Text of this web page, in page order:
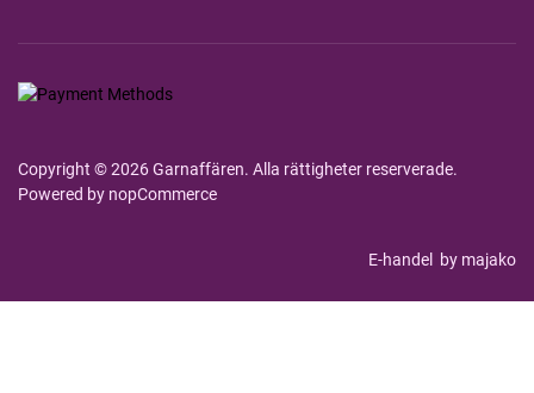
Copyright © 2026 Garnaffären. Alla rättigheter reserverade.
Powered by nopCommerce
E-handel by majako